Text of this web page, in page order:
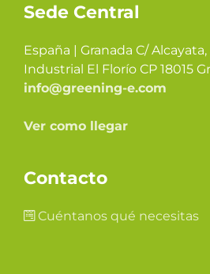
Sede Central
España | Granada C/
Industrial El Florío CP 18015
info@greening-e.com
Ver como llegar
Contacto
Cuéntanos qué necesitas